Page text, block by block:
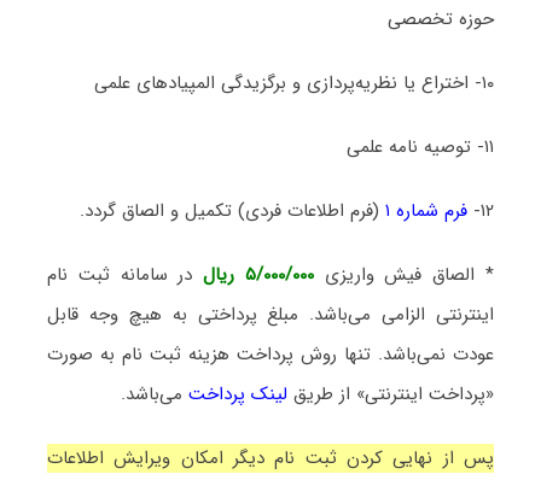
حوزه تخصصی
۱۰- اختراع یا نظریه‌پردازی و برگزیدگی المپیادهای علمی
۱۱- توصیه نامه علمی
۱۲- فرم شماره ۱ (فرم اطلاعات فردی) تکمیل و الصاق گردد.
* الصاق فیش واریزی۵/۰۰۰/۰۰۰ ریال
در سامانه ثبت نام
اینترنتی الزامی می‌باشد. مبلغ پرداختی به هیچ وجه قابل
عودت نمی‌باشد. تنها روش پرداخت هزینه ثبت نام به صورت
«پرداخت اینترنتی» از طریقلینک پرداخت می‌باشد.
پس از نهایی کردن ثبت نام دیگر امکان ویرایش اطلاعات